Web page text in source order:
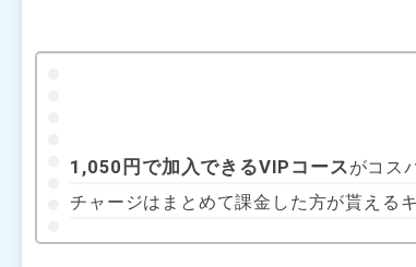
1,050円で加入できるVIPコースがコス
チャージはまとめて課金した方が貰える